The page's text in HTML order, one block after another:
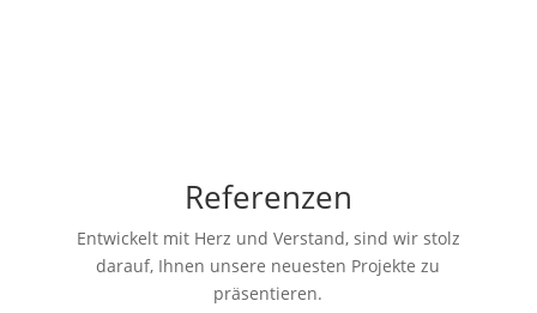
Referenzen
Entwickelt mit Herz und Verstand, sind wir stolz
darauf, Ihnen unsere neuesten Projekte zu
präsentieren.